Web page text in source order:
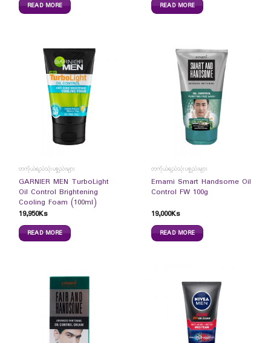
READ MORE READ MORE
တကိုယ်ရည်သုံးပစ္စည်းများ
GARNIER MEN TurboLight
Oil Control Brightening
Cooling Foam (100ml)
19,950Ks
READ MORE
တကိုယ်ရည်သုံးပစ္စည်းများ
Emami Smart Handsome Oil
Control FW 100g
19,000Ks
READ MORE